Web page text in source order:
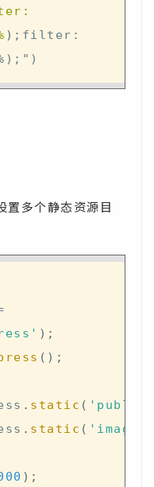
:
) ;filter:
置多个静态资源目
) ;
( ) ;
. static (
. static (
) ;